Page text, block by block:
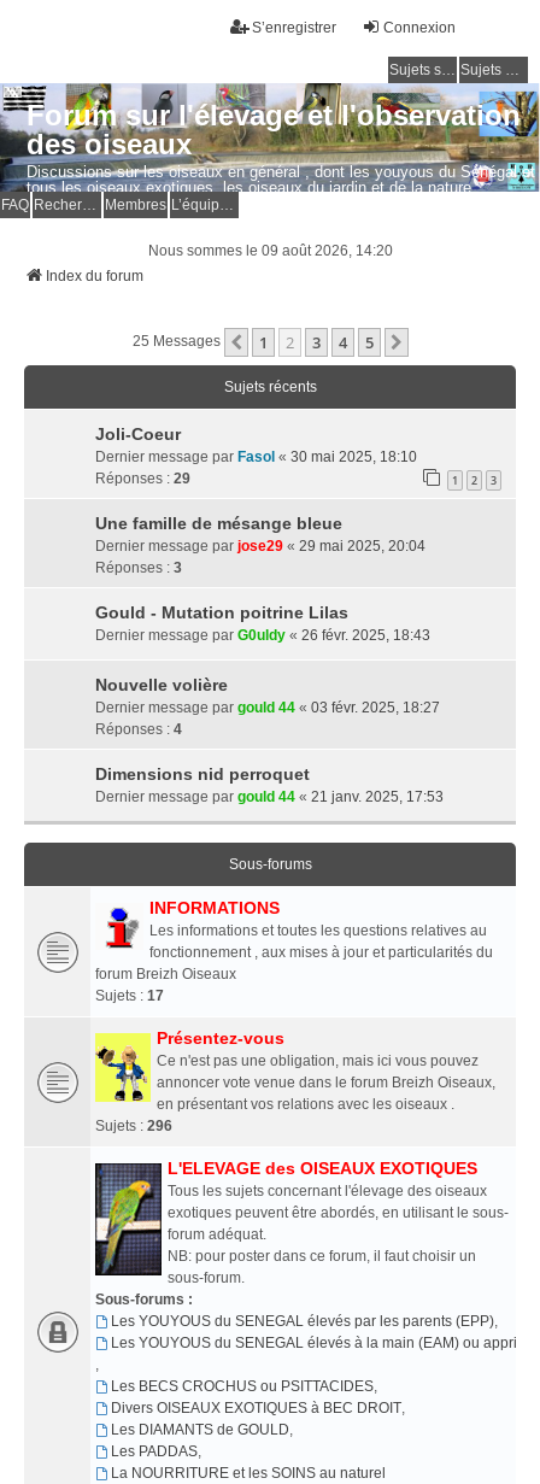
Connexion
S’enregistrer
Sujets sans réponse Sujets actifs
Forum sur l'élevage et l'observation
des oiseaux
Discussions sur les oiseaux en général , dont les youyous du Sénégal et
tous les oiseaux exotiques, les oiseaux du jardin et de la nature.
Questions, photos, expériences.
FAQ Membres
Nous sommes le 09 août 2026, 14:20
Index du forum
25 Messages Précédente
1 2 3 4 5
Sujets récents
Joli-Coeur
Dernier message par Fasol « 30 mai 2025, 18:10
Réponses : 29 1 2 3
Une famille de mésange bleue
Dernier message par jose29 « 29 mai 2025, 20:04
Réponses : 3
Gould - Mutation poitrine Lilas
Dernier message par G0uldy « 26 févr. 2025, 18:43
Nouvelle volière
Dernier message par gould 44 « 03 févr. 2025, 18:27
Réponses : 4
Dimensions nid perroquet
Dernier message par gould 44 « 21 janv. 2025, 17:53
Sous-forums
INFORMATIONS
Les informations et toutes les questions relatives au
fonctionnement , aux mises à jour et particularités du
forum Breizh Oiseaux
Sujets : 17
Présentez-vous
Ce n'est pas une obligation, mais ici vous pouvez
annoncer vote venue dans le forum Breizh Oiseaux,
en présentant vos relations avec les oiseaux .
Sujets : 296
L'ELEVAGE des OISEAUX EXOTIQUES
Tous les sujets concernant l'élevage des oiseaux
exotiques peuvent être abordés, en utilisant le sous-
forum adéquat.
NB: pour poster dans ce forum, il faut choisir un
sous-forum.
Sous-forums :
Les YOUYOUS du SENEGAL élevés par les parents (EPP),
Les YOUYOUS du SENEGAL élevés à la main (EAM) ou
,
Les BECS CROCHUS ou PSITTACIDES,
Divers OISEAUX EXOTIQUES à BEC DROIT,
Les DIAMANTS de GOULD,
Les PADDAS,
La NOURRITURE et les SOINS au naturel